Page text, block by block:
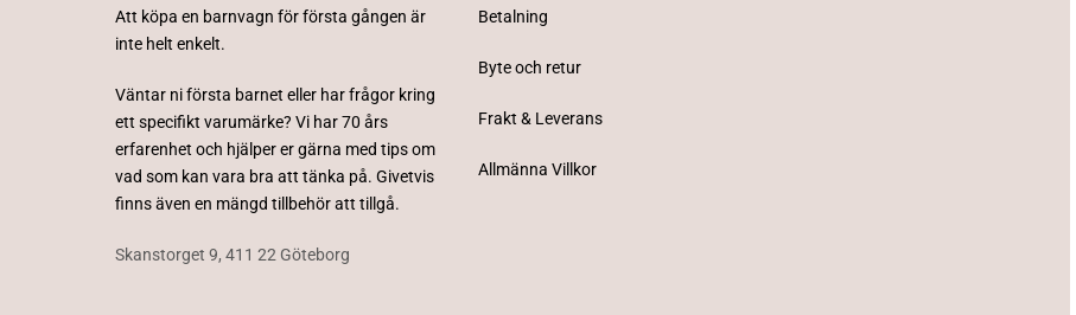
Att köpa en barnvagn för första gången är
inte helt enkelt.
Väntar ni första barnet eller har frågor kring
ett specifikt varumärke? Vi har 70 års
erfarenhet och hjälper er gärna med tips om
vad som kan vara bra att tänka på. Givetvis
finns även en mängd tillbehör att tillgå.
Skanstorget 9, 411 22 Göteborg
Betalning
Byte och retur
Frakt & Leverans
Allmänna Villkor